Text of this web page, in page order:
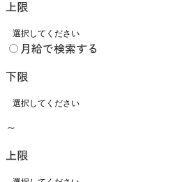
上限
月給で検索する
下限
～
上限